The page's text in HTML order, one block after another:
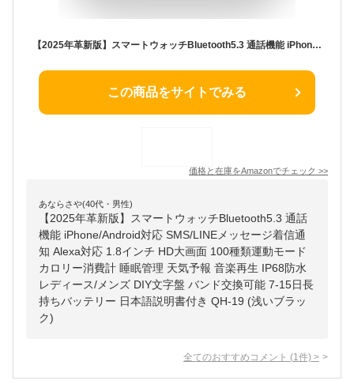
【2025年革新版】スマートウォッチBluetooth5.3 通話機能 iPhone/Android対応 SMS/LINEメッセージ着信通知 Alexa対応 1.8インチ HD大画面 100種類運動モード カロリー消費計 睡眠管理 天気予報 音楽再生 IP68防水 レディース/メンズ DIY文字盤 バンド交換可能 7-15日長持ちバッテリー 日本語説明書付き QH-19 (浅いブラック)
この商品をサイトでみる
価格と在庫をAmazonでチェック >>
あならさや(40代・男性)
【2025年革新版】スマートウォッチBluetooth5.3 通話
機能 iPhone/Android対応 SMS/LINEメッセージ着信通
知 Alexa対応 1.8インチ HD大画面 100種類運動モード
カロリー消費計 睡眠管理 天気予報 音楽再生 IP68防水
レディース/メンズ DIY文字盤 バンド交換可能 7-15日長
持ちバッテリー 日本語説明書付き QH-19 (浅いブラッ
ク)
全てのおすすめコメント (1 件) >